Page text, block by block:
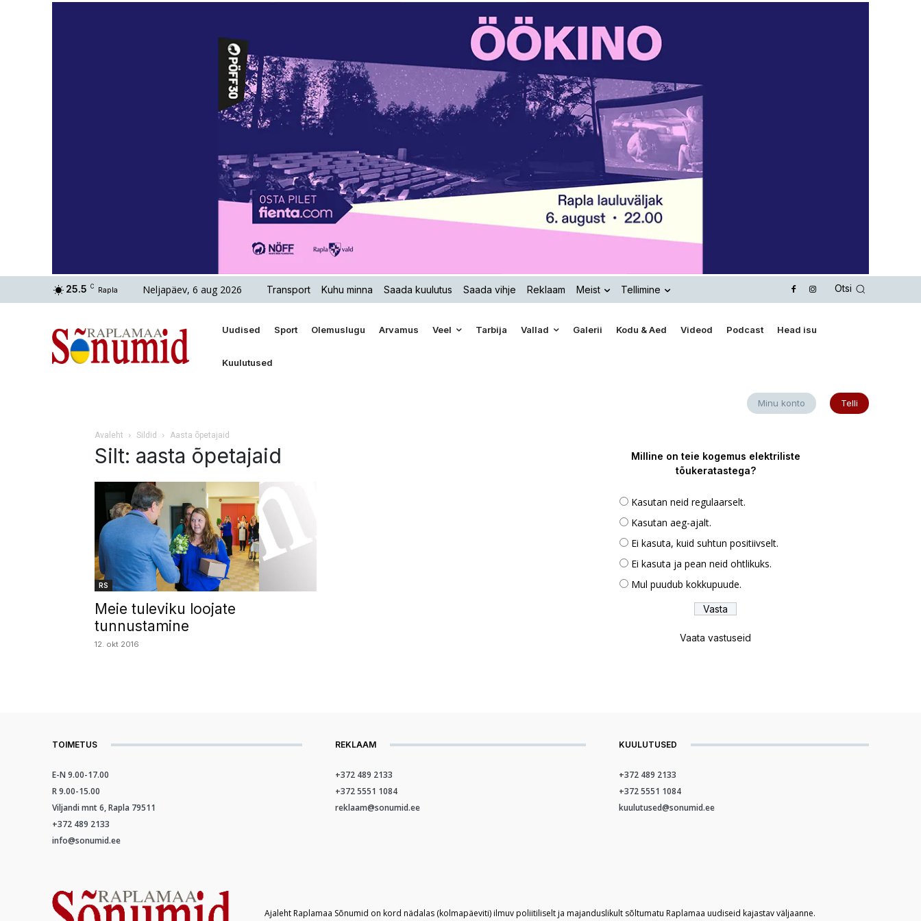
25.5 C Rapla Neljapäev, 6 aug 2026 Transport Kuhu minna Saada kuulutus Saada vihje Reklaam Meist Tellimine Otsi
Uudised Sport Olemuslugu Arvamus Veel Tarbija Vallad Galerii Kodu & Aed Videod Podcast Head isu
Kuulutused
Minu konto Telli
Avaleht Sildid Aasta õpetajaid
Silt: aasta õpetajaid
RS
Meie tuleviku loojate
tunnustamine
12. okt 2016
Milline on teie kogemus elektriliste
tõukeratastega?
Kasutan neid regulaarselt.
Kasutan aeg-ajalt.
Ei kasuta, kuid suhtun positiivselt.
Ei kasuta ja pean neid ohtlikuks.
Mul puudub kokkupuude.
Vaata vastuseid
TOIMETUS
E-N 9.00-17.00
R 9.00-15.00
Viljandi mnt 6, Rapla 79511
+372 489 2133
info@sonumid.ee
REKLAAM
+372 489 2133
+372 5551 1084
reklaam@sonumid.ee
KUULUTUSED
+372 489 2133
+372 5551 1084
kuulutused@sonumid.ee
Ajaleht Raplamaa Sõnumid on kord nädalas (kolmapäeviti) ilmuv poliitiliselt ja majanduslikult sõltumatu Raplamaa uudiseid kajastav väljaanne.